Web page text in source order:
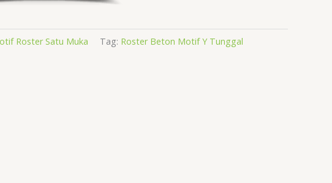
Roster Satu Muka Tag: Roster Beton Motif Y Tunggal